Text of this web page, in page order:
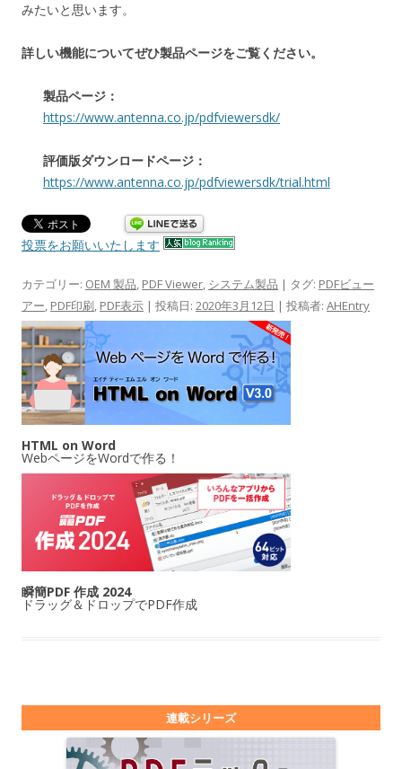
みたいと思います。
詳しい機能についてぜひ製品ページをご覧ください。
製品ページ：
https://www.antenna.co.jp/pdfviewersdk/
評価版ダウンロードページ：
https://www.antenna.co.jp/pdfviewersdk/trial.html
投票をお願いいたします
カテゴリー: OEM 製品, PDF Viewer, システム製品 | タグ: PDFビュー
アー, PDF印刷, PDF表示 | 投稿日: 2020年3月12日 | 投稿者: AHEntry
HTML on Word
WebページをWordで作る！
瞬簡PDF 作成 2024
ドラッグ＆ドロップでPDF作成
連載シリーズ